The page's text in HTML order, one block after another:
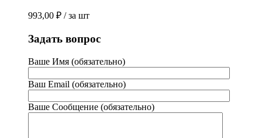
993,00 ₽ / за шт
Задать вопрос
Ваше Имя (обязательно)
Ваш Email (обязательно)
Ваше Сообщение (обязательно)